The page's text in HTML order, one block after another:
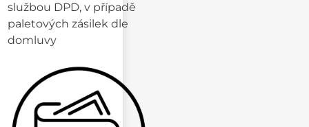
službou DPD, v případě
paletových zásilek dle
domluvy